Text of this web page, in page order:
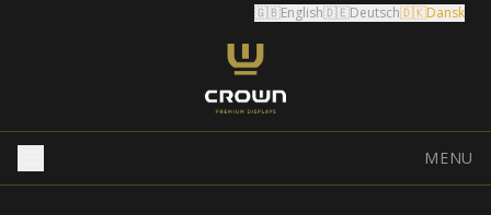
🇬🇧English🇩🇪Deutsch🇩🇰Dansk
MENU